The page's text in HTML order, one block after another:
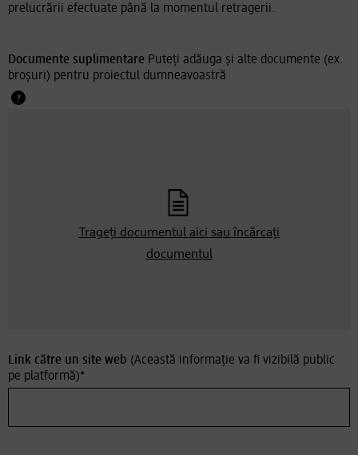
prelucrării efectuate până la momentul retragerii.
Documente suplimentare Puteți adăuga și alte documente (ex.
broșuri) pentru proiectul dumneavoastră
Trageți documentul aici sauîncărcați
documentul
Link către un site web (Această informație va fi vizibilă public
pe platformă)*